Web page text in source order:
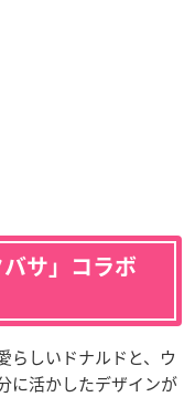
サ」コラボ
らしいドナルドと、ウ
に活かしたデザインが